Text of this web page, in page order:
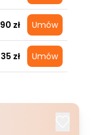
90 zł Umów
35 zł Umów